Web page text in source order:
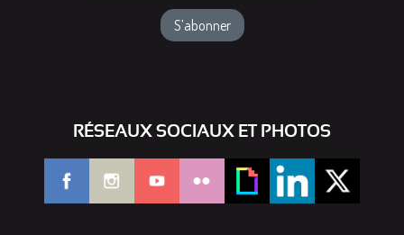
RÉSEAUX SOCIAUX ET PHOTOS